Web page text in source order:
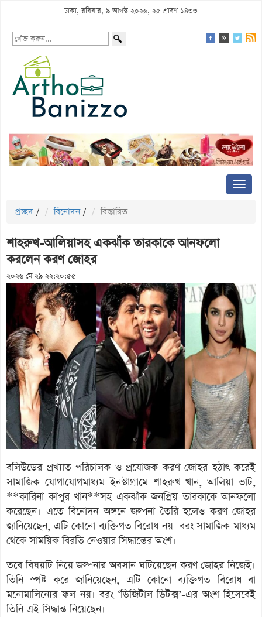
ঢাকা, রবিবার, ৯ আগস্ট ২০২৬, ২৫ শ্রাবণ ১৪৩৩
প্রচ্ছদ / বিনোদন / বিস্তারিত
শাহরুখ-আলিয়াসহ একঝাঁক তারকাকে আনফলো
করলেন করণ জোহর
২০২৬ মে ২৯ ২২:২০:৫৫
বলিউডের প্রখ্যাত পরিচালক ও প্রযোজক করণ জোহর হঠাৎ করেই
সামাজিক যোগাযোগমাধ্যম ইনস্টাগ্রামে শাহরুখ খান, আলিয়া ভাট,
**কারিনা কাপুর খান**সহ একঝাঁক জনপ্রিয় তারকাকে আনফলো
করেছেন। এতে বিনোদন অঙ্গনে জল্পনা তৈরি হলেও করণ জোহর
জানিয়েছেন, এটি কোনো ব্যক্তিগত বিরোধ নয়—বরং সামাজিক মাধ্যম
থেকে সাময়িক বিরতি নেওয়ার সিদ্ধান্তের অংশ।
তবে বিষয়টি নিয়ে জল্পনার অবসান ঘটিয়েছেন করণ জোহর নিজেই।
তিনি স্পষ্ট করে জানিয়েছেন, এটি কোনো ব্যক্তিগত বিরোধ বা
মনোমালিন্যের ফল নয়। বরং ‘ডিজিটাল ডিটক্স’-এর অংশ হিসেবেই
তিনি এই সিদ্ধান্ত নিয়েছেন।